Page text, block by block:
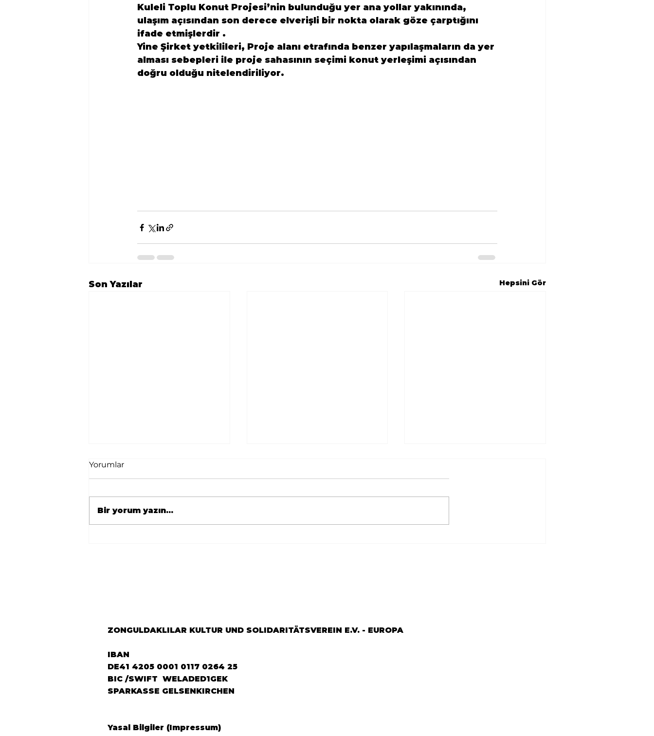
Kuleli Toplu Konut Projesi’nin bulunduğu yer ana yollar yakınında,
ulaşım açısından son derece elverişli bir nokta olarak göze çarptığını
ifade etmişlerdir .
Yine Şirket yetkilileri, Proje alanı etrafında benzer yapılaşmaların da yer
alması sebepleri ile proje sahasının seçimi konut yerleşimi açısından
doğru olduğu nitelendiriliyor.
Son Yazılar Hepsini Gör
Yorumlar
Bir yorum yazın...
ZONGULDAKLILAR KULTUR UND SOLIDARITÄTSVEREIN E.V. - EUROPA
IBAN
DE41 4205 0001 0117 0264 25
BIC /SWIFT WELADED1GEK
SPARKASSE GELSENKIRCHEN
Yasal Bilgiler (Impressum)